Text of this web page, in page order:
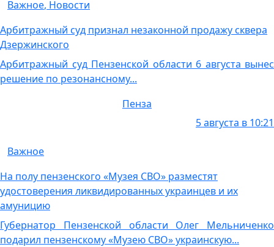
Важное, Новости
Арбитражный суд признал незаконной продажу сквера
Дзержинского
Арбитражный суд Пензенской области 6 августа вынес
решение по резонансному...
Пенза
5 августа в 10:21
Важное
На полу пензенского «Музея СВО» разместят
удостоверения ликвидированных украинцев и их
амуницию
Губернатор Пензенской области Олег Мельниченко
подарил пензенскому «Музею СВО» украинскую...